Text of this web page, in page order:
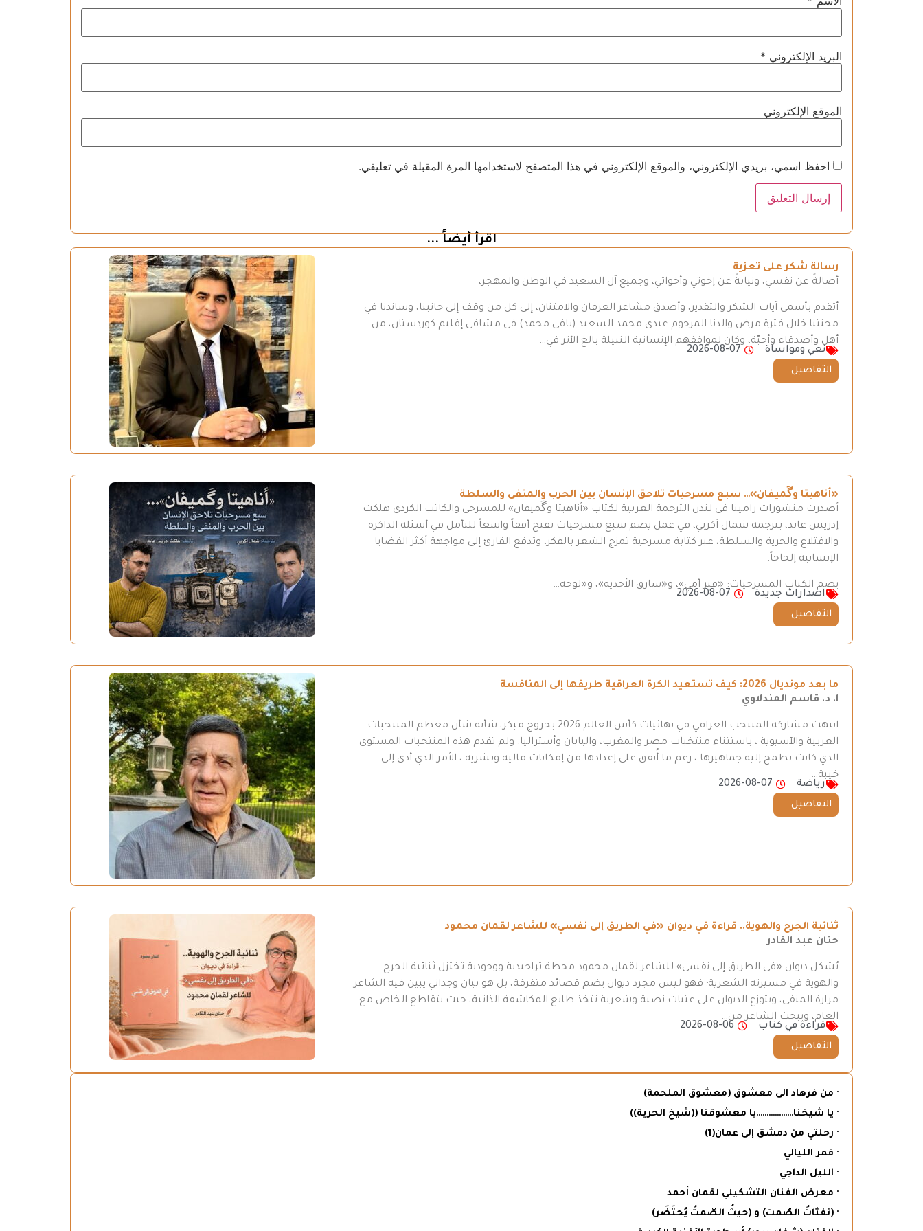
البريد الإلكتروني *
الموقع الإلكتروني
احفظ اسمي، بريدي الإلكتروني، والموقع الإلكتروني في هذا المتصفح لاستخدامها المرة المقبلة في تعليقي.
اقرأ أيضاً ...
رسالة شكر على تعزية
أصالةً عن نفسي، ونيابةً عن إخوتي وأخواتي، وجميع آل السعيد في الوطن والمهجر،
أتقدم بأسمى آيات الشكر والتقدير، وأصدق مشاعر العرفان والامتنان، إلى كل من وقف إلى جانبنا، وساندنا في
محنتنا خلال فترة مرض والدنا المرحوم عبدي محمد السعيد (بافي محمد) في مشافي إقليم كوردستان، من
أهل وأصدقاء وأحبّة، وكان لمواقفهم الإنسانية النبيلة بالغ الأثر في…
نعي ومواساة
2026-08-07
التفاصيل ...
«أناهيتا وگَميفان»… سبع مسرحيات تلاحق الإنسان بين الحرب والمنفى والسلطة
أصدرت منشورات رامينا في لندن الترجمة العربية لكتاب «أناهيتا وگَميفان» للمسرحي والكاتب الكردي هلكت
إدريس عابد، بترجمة شمال آكريي، في عمل يضم سبع مسرحيات تفتح أفقاً واسعاً للتأمل في أسئلة الذاكرة
والاقتلاع والحرية والسلطة، عبر كتابة مسرحية تمزج الشعر بالفكر، وتدفع القارئ إلى مواجهة أكثر القضايا
الإنسانية إلحاحاً.
يضم الكتاب المسرحيات: «قبر أمي»، و«سارق الأحذية»، و«لوحة…
اصدارات جديدة
2026-08-07
التفاصيل ...
ما بعد مونديال 2026: كيف تستعيد الكرة العراقية طريقها إلى المنافسة
ا. د. قاسم المندلاوي
انتهت مشاركة المنتخب العراقي في نهائيات كأس العالم 2026 بخروج مبكر، شأنه شأن معظم المنتخبات
العربية والآسيوية ، باستثناء منتخبات مصر والمغرب، واليابان وأستراليا. ولم تقدم هذه المنتخبات المستوى
الذي كانت تطمح إليه جماهيرها ، رغم ما أُنفق على إعدادها من إمكانات مالية وبشرية ، الأمر الذي أدى إلى
خيبة…
رياضة
2026-08-07
التفاصيل ...
ثنائية الجرح والهوية.. قراءة في ديوان «في الطريق إلى نفسي» للشاعر لقمان محمود
حنان عبد القادر
يُشكل ديوان «في الطريق إلى نفسي» للشاعر لقمان محمود محطة تراجيدية ووجودية تختزل ثنائية الجرح
والهوية في مسيرته الشعرية؛ فهو ليس مجرد ديوان يضم قصائد متفرقة، بل هو بيان وجداني يبين فيه الشاعر
مرارة المنفى، ويتوزع الديوان على عتبات نصية وشعرية تتخذ طابع المكاشفة الذاتية، حيث يتقاطع الخاص مع
العام، ويبحث الشاعر من…
قراءة في كتاب
2026-08-06
التفاصيل ...
· من فرهاد الى معشوق (معشوق الملحمة)
· يا شيخنا………………يا معشوقنا ((شيخ الحرية))
· رحلتي من دمشق إلى عمان(1)
· قمر الليالي
· الليل الداجي
· معرض الفنان التشكيلي لقمان أحمد
· (نفثاتُ الصّمت) و (حيثُ الصّمتُ يُحتَضَر)